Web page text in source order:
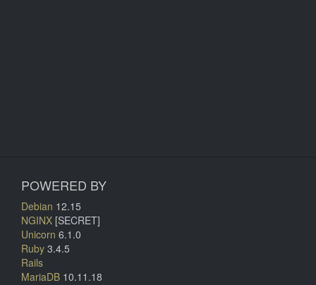
POWERED BY
Debian 12.15
NGINX [SECRET]
Unicorn 6.1.0
Ruby 3.4.5
Rails
MariaDB 10.11.18